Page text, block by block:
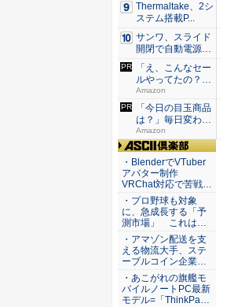
Thermaltake、2シ
ステム搭載P...
サンワ、スライド
開閉で自動電源O
N/OF...
「え、こんなセー
ルやってたの？」
80％O...
Amazon
「今日の目玉商品
は？」毎日変わる
Amaz...
Amazon
ASCII倶楽部
・BlenderでVTuber
アバター制作
VRChat対応で苦戦…
・プロ野球も対象
に、急成長する「予
測市場」 これは…
・アマゾン配送を支
える物流大手、ステ
ーブルコイン企業…
・あこがれの旗艦モ
バイルノートPC最新
モデル=「ThinkPa…